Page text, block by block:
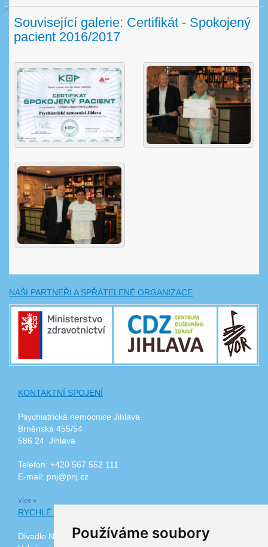
Používáme soubory
Související galerie: Certifikát - Spokojený
pacient 2016/2017
NAŠI PARTNEŘI A SPŘÁTELENÉ ORGANIZACE
KONTAKTNÍ SPOJENÍ
Psychiatrická nemocnice Jihlava
Brněnská 455/54
586 24 Jihlava
Telefon: +420 567 552 111
E-mail: pnj@pnj.cz
Více »
RYCHLÉ ODKAZY
Divadlo Na Kopečku